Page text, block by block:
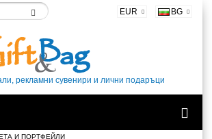
EUR BG
рекламни сувенири и лични подаръци
И ПОРТФЕЙЛИ